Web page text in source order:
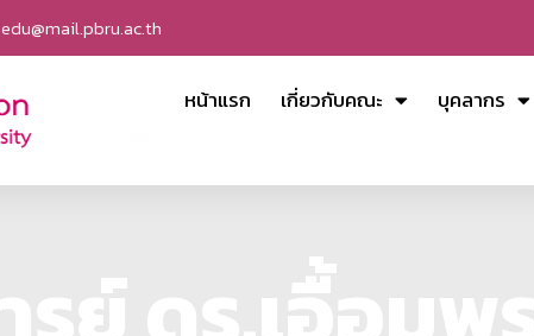
edu@mail.pbru.ac.th
หน้าแรก เกี่ยวกับคณะ บุคลากร